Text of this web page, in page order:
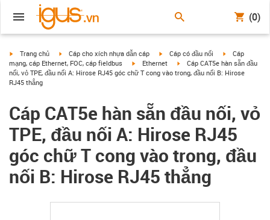
(0)
igus-icon-arrow-right
Trang chủ igus-icon-arrow-right
Cáp cho xích nhựa dẫn cáp igus-icon-arrow-right
Cáp có đầu nối igus-icon-
Cáp
mạng, cáp Ethernet, FOC, cáp fieldbus
igus-icon-arrow-right
Ethernet igus-icon-arrow-right
Cáp CAT5e hàn sẵn đầu
nối, vỏ TPE, đầu nối A: Hirose RJ45 góc chữ T cong vào trong, đầu nối B: Hirose
RJ45 thẳng
Cáp CAT5e hàn sẵn đầu nối, vỏ
TPE, đầu nối A: Hirose RJ45
góc chữ T cong vào trong, đầu
nối B: Hirose RJ45 thẳng